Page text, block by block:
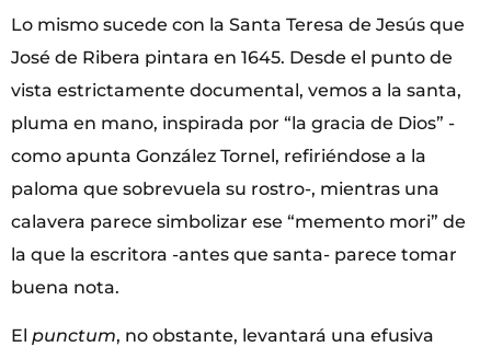
Lo mismo sucede con la Santa Teresa de Jesús que
José de Ribera pintara en 1645. Desde el punto de
vista estrictamente documental, vemos a la santa,
pluma en mano, inspirada por “la gracia de Dios” -
como apunta González Tornel, refiriéndose a la
paloma que sobrevuela su rostro-, mientras una
calavera parece simbolizar ese “memento mori” de
la que la escritora -antes que santa- parece tomar
buena nota.
El punctum, no obstante, levantará una efusiva